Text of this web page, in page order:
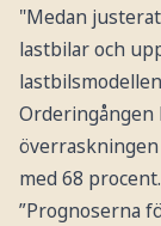
"Medan
lastbilar och
Orderingången
med 68 procent.
”Prognoserna